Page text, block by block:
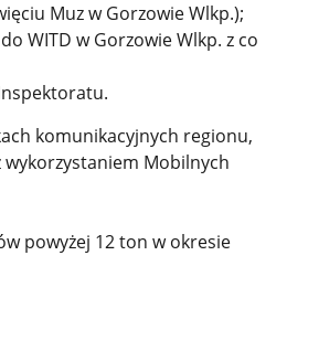
Muz w Gorzowie Wlkp.);
WITD w Gorzowie Wlkp. z co
komunikacyjnych regionu,
wykorzystaniem Mobilnych
powyżej 12 ton w okresie